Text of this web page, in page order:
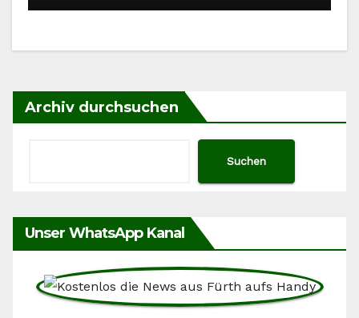
Archiv durchsuchen
Suchen
Unser WhatsApp Kanal